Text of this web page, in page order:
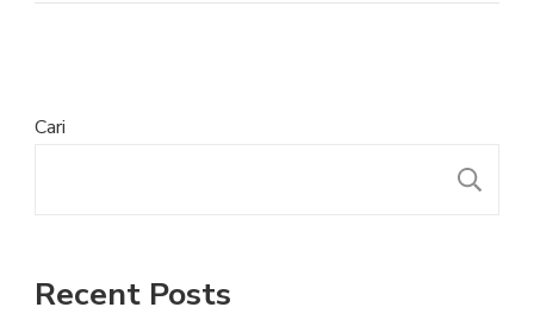
Cari
Recent Posts